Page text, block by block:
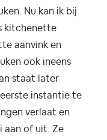
Nu kan ik bij
kitchenette
aanvink en
ook ineens
staat later
instantie te
verlaat en
aan of uit. Ze